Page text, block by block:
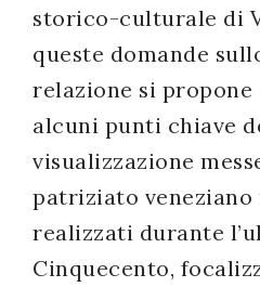
storico-culturale di
queste domande
relazione si propone
alcuni punti chiave
visualizzazione
patriziato
realizzati durante
Cinquecento,